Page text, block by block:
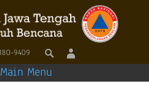
9409
Main Menu